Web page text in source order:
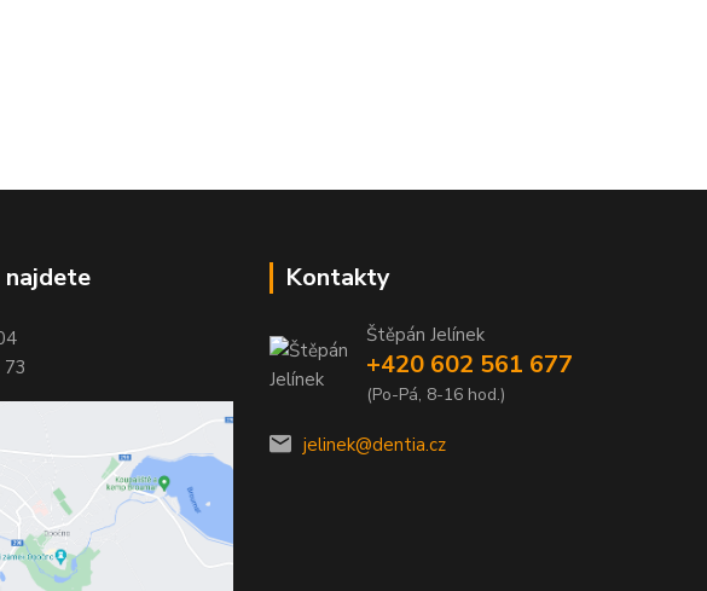
najdete Kontakty
Štěpán Jelínek
+420 602 561 677
(Po-Pá, 8-16 hod.)
jelinek@dentia.cz